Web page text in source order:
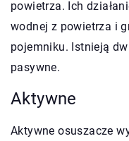
powietrza. Ich
wodnej z powietrza i
pojemniku. Istnieją
pasywne.
Aktywne
Aktywne osuszacze